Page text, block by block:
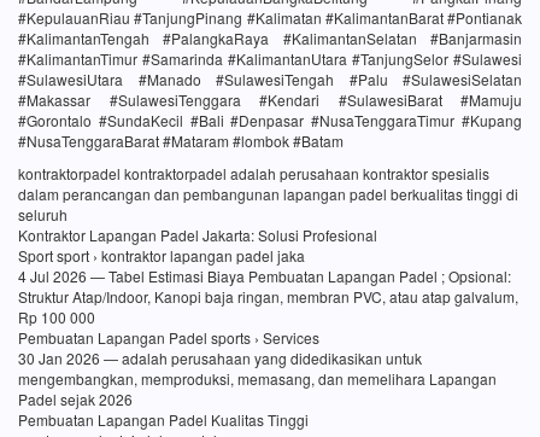
#KepulauanRiau #TanjungPinang #Kalimatan #KalimantanBarat #Pontianak
#KalimantanTengah #PalangkaRaya #KalimantanSelatan #Banjarmasin
#KalimantanTimur #Samarinda #KalimantanUtara #TanjungSelor #Sulawesi
#SulawesiUtara #Manado #SulawesiTengah #Palu #SulawesiSelatan
#Makassar #SulawesiTenggara #Kendari #SulawesiBarat #Mamuju
#Gorontalo #SundaKecil #Bali #Denpasar #NusaTenggaraTimur #Kupang
#NusaTenggaraBarat #Mataram #lombok #Batam
kontraktorpadel kontraktorpadel adalah perusahaan kontraktor spesialis
dalam perancangan dan pembangunan lapangan padel berkualitas tinggi di
seluruh
Kontraktor Lapangan Padel Jakarta: Solusi Profesional
Sport sport › kontraktor lapangan padel jaka
4 Jul 2026 — Tabel Estimasi Biaya Pembuatan Lapangan Padel ; Opsional:
Struktur Atap/Indoor, Kanopi baja ringan, membran PVC, atau atap galvalum,
Rp 100 000
Pembuatan Lapangan Padel sports › Services
30 Jan 2026 — adalah perusahaan yang didedikasikan untuk
mengembangkan, memproduksi, memasang, dan memelihara Lapangan
Padel sejak 2026
Pembuatan Lapangan Padel Kualitas Tinggi